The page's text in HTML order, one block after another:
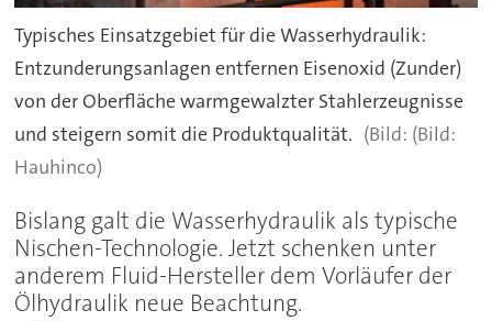
Typisches Einsatzgebiet für die Wasserhydraulik:
Entzunderungsanlagen entfernen Eisenoxid (Zunder)
von der Oberfläche warmgewalzter Stahlerzeugnisse
und steigern somit die Produktqualität.
(Bild:
Hauhinco)
Bislang galt die Wasserhydraulik als typische
Nischen-Technologie. Jetzt schenken unter
anderem Fluid-Hersteller dem Vorläufer der
Ölhydraulik neue Beachtung.